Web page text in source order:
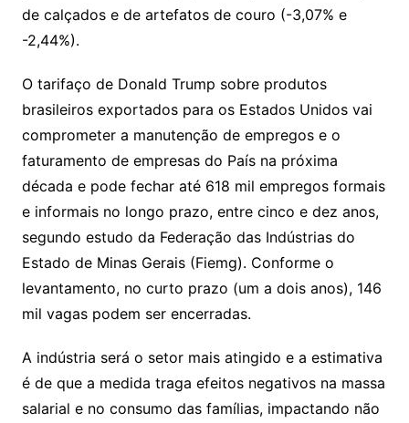
de calçados e de artefatos de couro (-3,07% e
-2,44%).
O tarifaço de Donald Trump sobre produtos
brasileiros exportados para os Estados Unidos vai
comprometer a manutenção de empregos e o
faturamento de empresas do País na próxima
década e pode fechar até 618 mil empregos formais
e informais no longo prazo, entre cinco e dez anos,
segundo estudo da Federação das Indústrias do
Estado de Minas Gerais (Fiemg). Conforme o
levantamento, no curto prazo (um a dois anos), 146
mil vagas podem ser encerradas.
A indústria será o setor mais atingido e a estimativa
é de que a medida traga efeitos negativos na massa
salarial e no consumo das famílias, impactando não